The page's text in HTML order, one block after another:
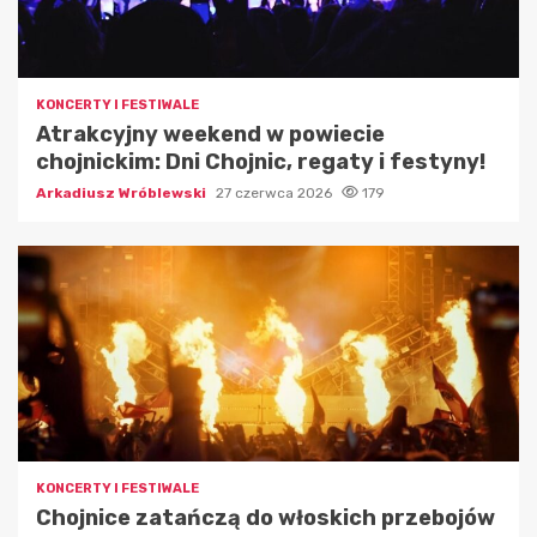
KONCERTY I FESTIWALE
Atrakcyjny weekend w powiecie
chojnickim: Dni Chojnic, regaty i festyny!
Arkadiusz Wróblewski 27 czerwca 2026 179
KONCERTY I FESTIWALE
Chojnice zatańczą do włoskich przebojów